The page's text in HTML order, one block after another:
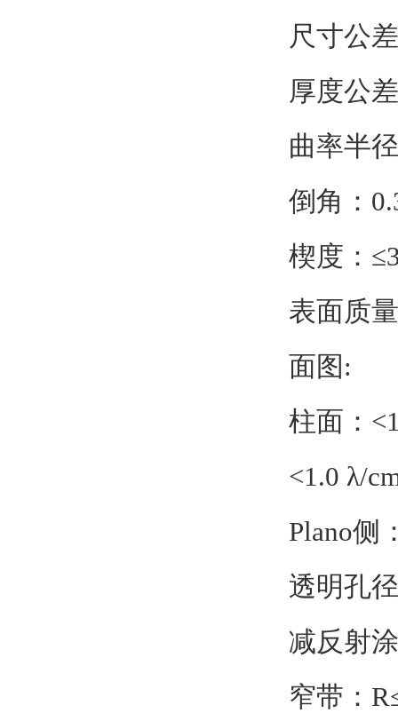
尺寸公
厚度公
曲率半
倒角：
楔度：
表面质
面图:
柱面：
<1.0 λ/
Plano侧
透明孔
减反射
窄带：